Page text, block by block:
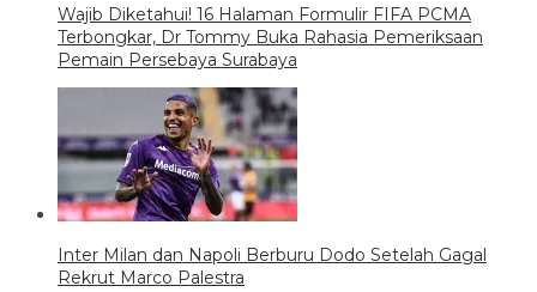
Wajib Diketahui! 16 Halaman Formulir FIFA PCMA
Terbongkar, Dr Tommy Buka Rahasia Pemeriksaan
Pemain Persebaya Surabaya
Inter Milan dan Napoli Berburu Dodo Setelah Gagal
Rekrut Marco Palestra